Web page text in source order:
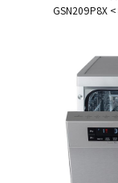
>
GSN209P8X